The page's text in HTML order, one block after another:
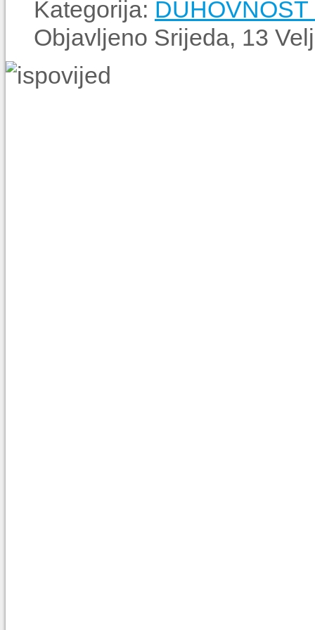
Kategorija:
Objavljeno Srijeda, 13